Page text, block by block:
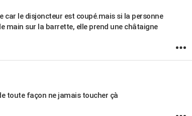
car le disjoncteur est coupé.mais si la personne
main sur la barrette, elle prend une châtaigne
toute façon ne jamais toucher çà